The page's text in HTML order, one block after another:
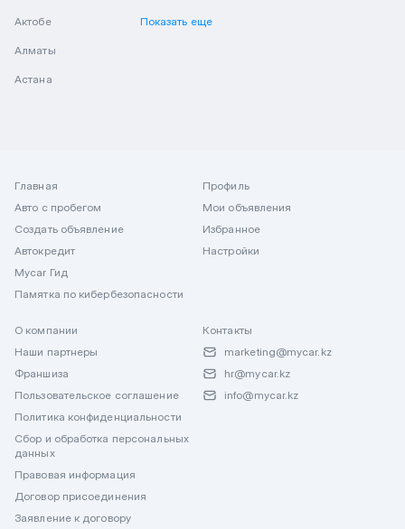
Актобе
Алматы
Астана
Показать еще
Главная
Авто с пробегом
Создать объявление
Автокредит
Mycar Гид
Памятка по кибербезопасности
Профиль
Мои объявления
Избранное
Настройки
О компании
Наши партнеры
Франшиза
Пользовательское соглашение
Политика конфиденциальности
Сбор и обработка персональных
данных
Правовая информация
Договор присоединения
Заявление к договору
Контакты
marketing@mycar.kz
hr@mycar.kz
info@mycar.kz